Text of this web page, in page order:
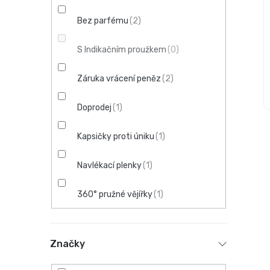
n
e
Bez parfému 2
S Indikačním proužkem 0
Záruka vrácení peněz 2
Doprodej 1
Kapsičky proti úniku 1
Navlékací plenky 1
360° pružné vějířky 1
Značky